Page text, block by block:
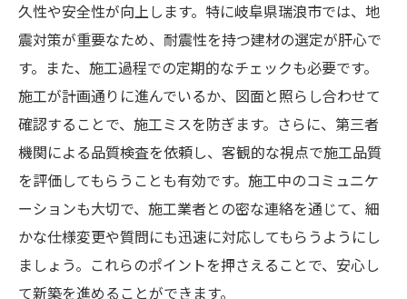
久性や安全性が向上します。特に岐阜県瑞浪市では、地
震対策が重要なため、耐震性を持つ建材の選定が肝心で
す。また、施工過程での定期的なチェックも必要です。
施工が計画通りに進んでいるか、図面と照らし合わせて
確認することで、施工ミスを防ぎます。さらに、第三者
機関による品質検査を依頼し、客観的な視点で施工品質
を評価してもらうことも有効です。施工中のコミュニケ
ーションも大切で、施工業者との密な連絡を通じて、細
かな仕様変更や質問にも迅速に対応してもらうようにし
ましょう。これらのポイントを押さえることで、安心し